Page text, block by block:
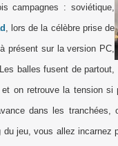
campagnes : soviétique,
, lors de la célèbre prise de
présent sur la version PC,
balles fusent de partout,
on retrouve la tension
dans les
jeu, vous allez